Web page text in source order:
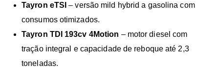
Tayron eTSI – versão mild hybrid a gasolina com
consumos otimizados.
Tayron TDI 193cv 4Motion – motor diesel com
tração integral e capacidade de reboque até 2,3
toneladas.